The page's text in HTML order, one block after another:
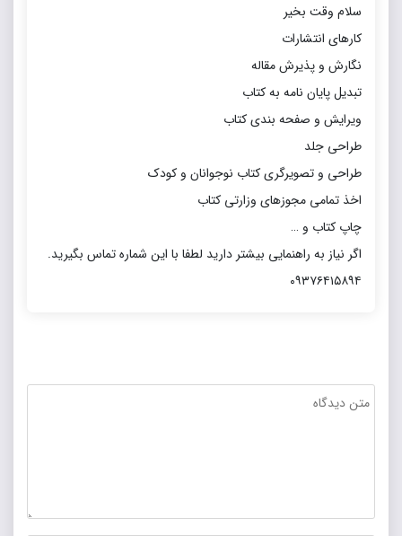
سلام وقت بخیر
کارهای انتشارات
نگارش و پذیرش مقاله
تبدیل پایان نامه به کتاب
ویرایش و صفحه بندی کتاب
طراحی جلد
طراحی و تصویرگری کتاب نوجوانان و کودک
اخذ تمامی مجوزهای وزارتی کتاب
چاپ کتاب و …
اگر نیاز به راهنمایی بیشتر دارید لطفا با این شماره تماس بگیرید.
۰۹۳۷۶۴۱۵۸۹۴